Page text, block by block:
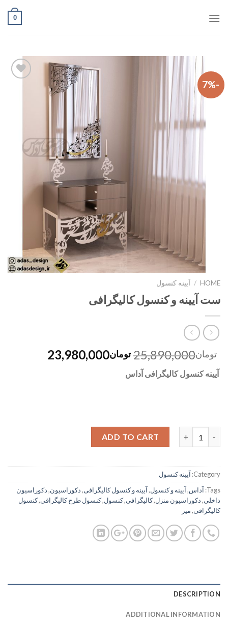
0
-7%
HOME
/ آیینه کنسول
ست آیینه و کنسول کالیگرافی
تومان25,890,000 تومان23,980,000
آیینه کنسول کالیگرافی آداس
ADD TO CART
Category: آیینه کنسول
Tags: آداس,آیینه و کنسول,آیینه و کنسول کالیگرافی,دکوراسیون,دکوراسیون
داخلی,دکوراسیون منزل,کالیگرافی,کنسول,کنسول طرح کالیگرافی,کنسول
کالیگرافی,میز
DESCRIPTION
ADDITIONAL INFORMATION